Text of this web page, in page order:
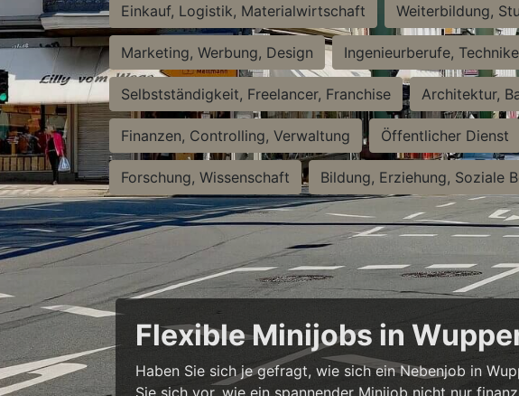
Einkauf, Logistik, Materialwirtschaft Weiterbildung,
Marketing, Werbung, Design Ingenieurberufe,
Selbstständigkeit, Freelancer, Franchise Architektur,
Finanzen, Controlling, Verwaltung Öffentlicher Dienst
Forschung, Wissenschaft Bildung, Erziehung, Soziale
Flexible Minijobs in
Haben Sie sich je gefragt, wie sich ein Nebenjob in